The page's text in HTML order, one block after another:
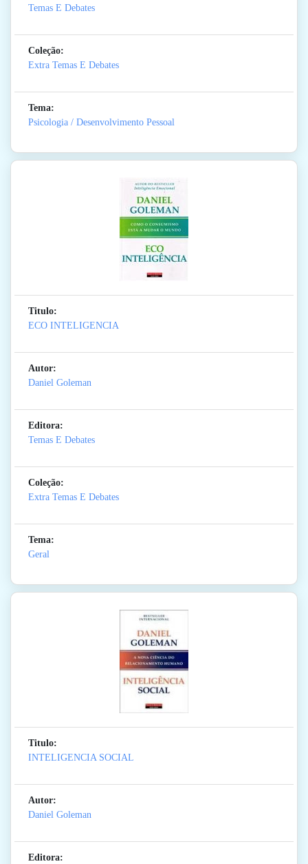
Temas E Debates
Coleção:
Extra Temas E Debates
Tema:
Psicologia / Desenvolvimento Pessoal
Titulo:
ECO INTELIGENCIA
Autor:
Daniel Goleman
Editora:
Temas E Debates
Coleção:
Extra Temas E Debates
Tema:
Geral
Titulo:
INTELIGENCIA SOCIAL
Autor:
Daniel Goleman
Editora: